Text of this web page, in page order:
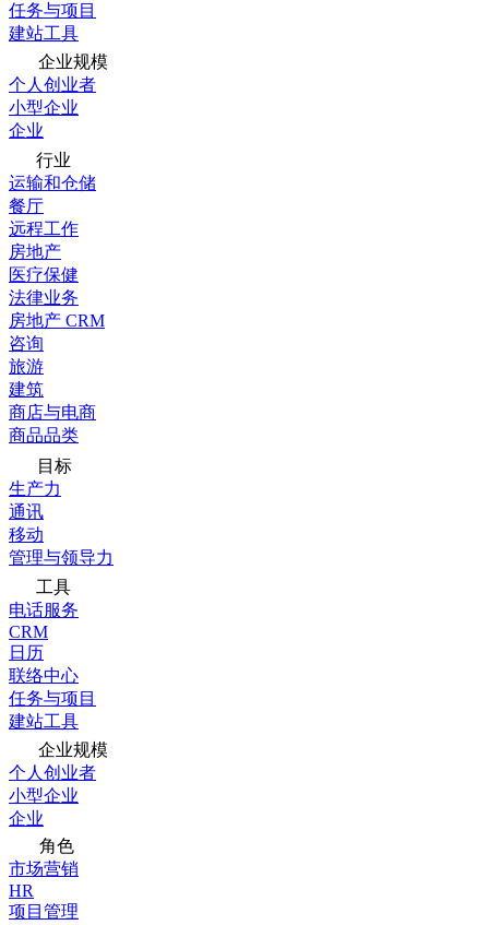
任务与项目
建站工具
企业规模
个人创业者
小型企业
企业
行业
运输和仓储
餐厅
远程工作
房地产
医疗保健
法律业务
房地产 CRM
咨询
旅游
建筑
商店与电商
商品品类
目标
生产力
通讯
移动
管理与领导力
工具
电话服务
CRM
日历
联络中心
任务与项目
建站工具
企业规模
个人创业者
小型企业
企业
角色
市场营销
HR
项目管理